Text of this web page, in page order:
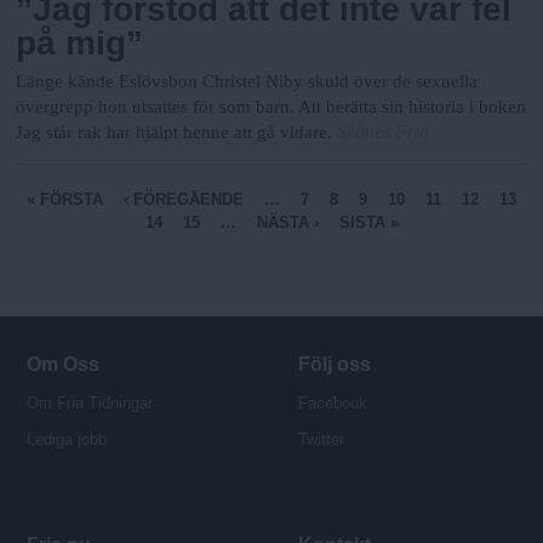
”Jag förstod att det inte var fel
på mig”
Länge kände Eslövsbon Christel Niby skuld över de sexuella
övergrepp hon utsattes för som barn. Att berätta sin historia i boken
Jag står rak har hjälpt henne att gå vidare.
S
« FÖRSTA ‹ FÖREGÅENDE … 7 8 9 10 11 12
13
14
15 … NÄSTA › SISTA »
Om Oss Följ oss